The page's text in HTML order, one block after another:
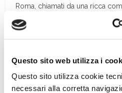
Questo sito web utilizza i
Questo sito utilizza cookie
necessari alla corretta
Roma, chiamati da una ricca
permettersi di seguire la moda
servendosi dei più abili artigiani.
queste fastose dimore, anche
Marco Mario, amico di Cicerone,
con uno splendido panorama.